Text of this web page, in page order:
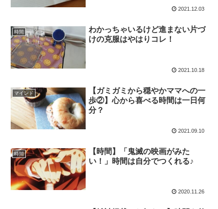
2021.12.03
時間
わかっちゃいるけど進まない片づ
けの克服はやはりコレ！
2021.10.18
マインド
【ガミガミから穏やかママへの一
歩②】心から喜べる時間は一日何
分？
2021.09.10
時間
【時間】「鬼滅の映画がみた
い！」時間は自分でつくれる♪
2020.11.26